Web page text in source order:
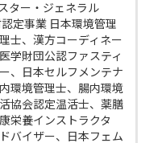
ター・ジェネラル
定事業 日本環境管理
士、漢方コーディネー
学財団公認ファスティ
、日本セルフメンテナ
環境管理士、腸内環境
協会認定温活士、薬膳
栄養インストラクタ
バイザー、日本フェム